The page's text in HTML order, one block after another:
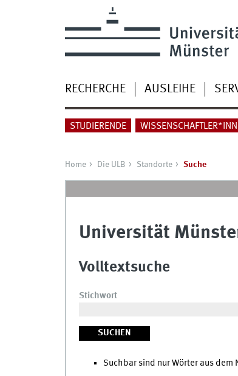
RECHERCHE AUSLEIHE
STUDIERENDE
Home Die ULB Standorte Suche
Universität
Volltextsuche
Stichwort
Suchbar sind nur Wörter aus